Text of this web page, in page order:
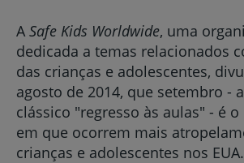
A Safe Kids Worldwide, uma
dedicada a temas relacionados
das crianças e adolescentes,
agosto de 2014, que setembro -
clássico "regresso às aulas" - é
em que ocorrem mais
crianças e adolescentes nos EUA.